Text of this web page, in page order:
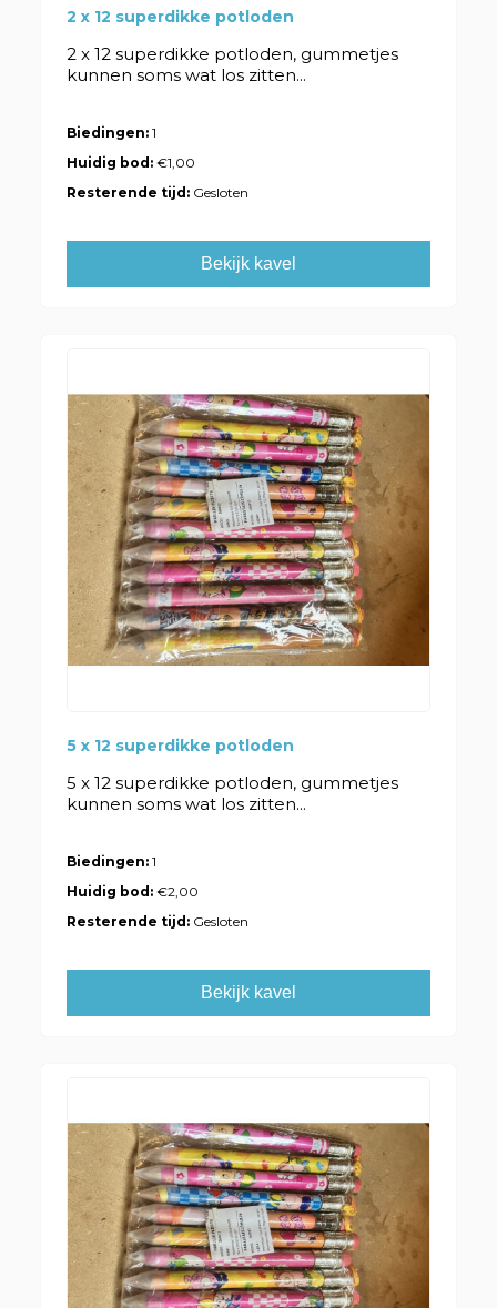
2 x 12 superdikke potloden
2 x 12 superdikke potloden, gummetjes
kunnen soms wat los zitten...
Biedingen: 1
Huidig bod:€1,00
Resterende tijd: Gesloten
Bekijk kavel
5 x 12 superdikke potloden
5 x 12 superdikke potloden, gummetjes
kunnen soms wat los zitten...
Biedingen: 1
Huidig bod:€2,00
Resterende tijd: Gesloten
Bekijk kavel